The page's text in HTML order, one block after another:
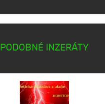
PODOBNÉ INZERÁTY